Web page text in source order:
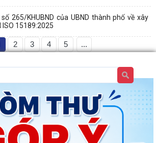
265/KHUBND của UBND thành phố về xây
ISO 15189:2025
2 3 4 5 ...